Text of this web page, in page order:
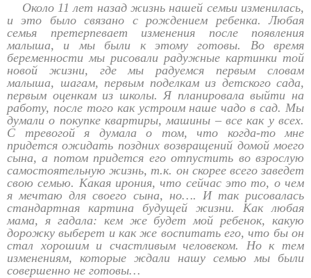
Около 11 лет назад жизнь нашей семьи изменилась,
и это было связано с рождением ребенка. Любая
семья претерпевает изменения после появления
малыша, и мы были к этому готовы. Во время
беременности мы рисовали радужные картинки той
новой жизни, где мы радуемся первым словам
малыша, шагам, первым поделкам из детского сада,
первым оценкам из школы. Я планировала выйти на
работу, после того как устроим наше чадо в сад. Мы
думали о покупке квартиры, машины – все как у всех.
С тревогой я думала о том, что когда-то мне
придется ожидать поздних возвращений домой моего
сына, а потом придется его отпустить во взрослую
самостоятельную жизнь, т.к. он скорее всего заведет
свою семью. Какая ирония, что сейчас это то, о чем
я мечтаю для своего сына, но…. И так рисовалась
стандартная картина будущей жизни. Как любая
мама, я гадала: кем же будет мой ребенок, какую
дорожку выберет и как же воспитать его, что бы он
стал хорошим и счастливым человеком. Но к тем
изменениям, которые ждали нашу семью мы были
совершенно не готовы…